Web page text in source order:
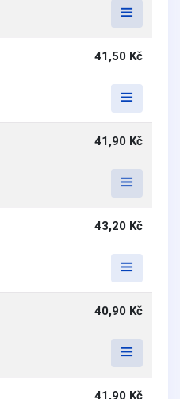
41,50 Kč
41,90 Kč
43,20 Kč
40,90 Kč
41,90 Kč